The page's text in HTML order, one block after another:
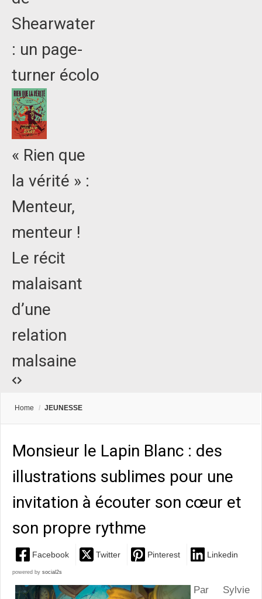
Shearwater
: un page-
turner écolo
« Rien que
la vérité » :
Menteur,
menteur !
Le récit
malaisant
d’une
relation
malsaine
Home / JEUNESSE
Monsieur le Lapin Blanc : des
illustrations sublimes pour une
invitation à écouter son cœur et
son propre rythme
Facebook Twitter Pinterest Linkedin
powered by social2s
Par Sylvie